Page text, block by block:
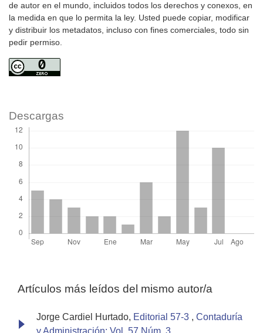
de autor en el mundo, incluidos todos los derechos y conexos, en
la medida en que lo permita la ley. Usted puede copiar, modificar
y distribuir los metadatos, incluso con fines comerciales, todo sin
pedir permiso.
Descargas
Artículos más leídos del mismo autor/a
Jorge Cardiel Hurtado, Editorial 57-3 , Contaduría
y Administración: Vol. 57 Núm. 3